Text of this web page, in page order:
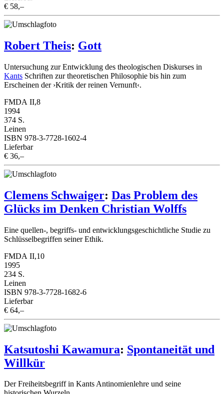
€ 58,–
Robert Theis: Gott
Untersuchung zur Entwicklung des theologischen Diskurses in
Kants Schriften zur theoretischen Philosophie bis hin zum
Erscheinen der ›Kritik der reinen Vernunft‹.
FMDA II,8
1994
374 S.
Leinen
ISBN 978-3-7728-1602-4
Lieferbar
€ 36,–
Clemens Schwaiger: Das Problem des
Glücks im Denken Christian Wolffs
Eine quellen-, begriffs- und entwicklungsgeschichtliche Studie zu
Schlüsselbegriffen seiner Ethik.
FMDA II,10
1995
234 S.
Leinen
ISBN 978-3-7728-1682-6
Lieferbar
€ 64,–
Katsutoshi Kawamura: Spontaneität und
Willkür
Der Freiheitsbegriff in Kants Antinomienlehre und seine